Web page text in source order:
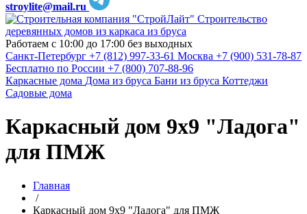
stroylite@mail.ru
Строительство
деревянных домов из каркаса из бруса
Работаем с 10:00 до 17:00 без выходных
Санкт-Петербург +7 (812) 997-33-61 Москва +7 (900) 531-78-87
Бесплатно по России +7 (800) 707-88-96
Каркасные дома Дома из бруса Бани из бруса Коттеджи
Садовые дома
Каркасный дом 9х9 "Ладога"
для ПМЖ
Главная
/
Каркасный дом 9х9 "Ладога" для ПМЖ